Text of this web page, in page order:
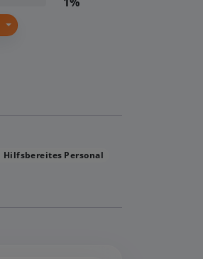
Hilfsbereites Personal